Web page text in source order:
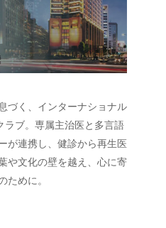
づく、インターナショナル
ブ。専属主治医と多言語
が連携し、健診から再生医
や文化の壁を越え、心に寄
ために。